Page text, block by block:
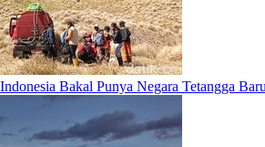
Indonesia Bakal Punya Negara Tetangga